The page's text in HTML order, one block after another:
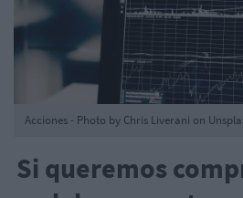
Si queremos
Acciones - Photo by Chris Liverani on